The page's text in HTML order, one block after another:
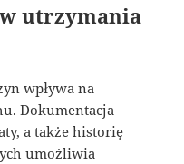
utrzymania
wpływa na
Dokumentacja
a także historię
umożliwia